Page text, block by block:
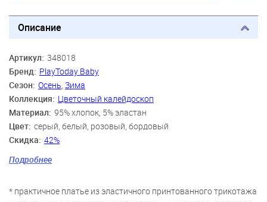
Описание
Артикул: 348018
Бренд: PlayToday Baby
Сезон: Осень Зима
Коллекция: Цветочный калейдоскоп
Материал: 95% хлопок, 5% эластан
Цвет: серый, белый, розовый, бордовый
Скидка: 42%
Возраст: 12 мес., 15 мес., 18 мес., 2 года
Подробнее
* практичное платье из эластичного принтованного трикотажа